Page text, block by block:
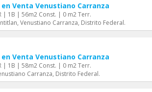
Venta Venustiano Carranza
| 1B | 56m2 Const. | 0 m2 Terr.
Venustiano Carranza, Distrito Federal.
Venta Venustiano Carranza
| 1B | 58m2 Const. | 0 m2 Terr.
Carranza, Distrito Federal.